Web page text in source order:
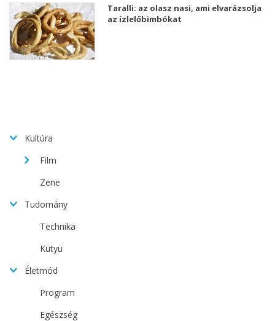
Taralli: az olasz nasi, ami elvarázsolja
az ízlelőbimbókat
Kultúra
Film
Zene
Tudomány
Technika
Kütyü
Életmód
Program
Egészség